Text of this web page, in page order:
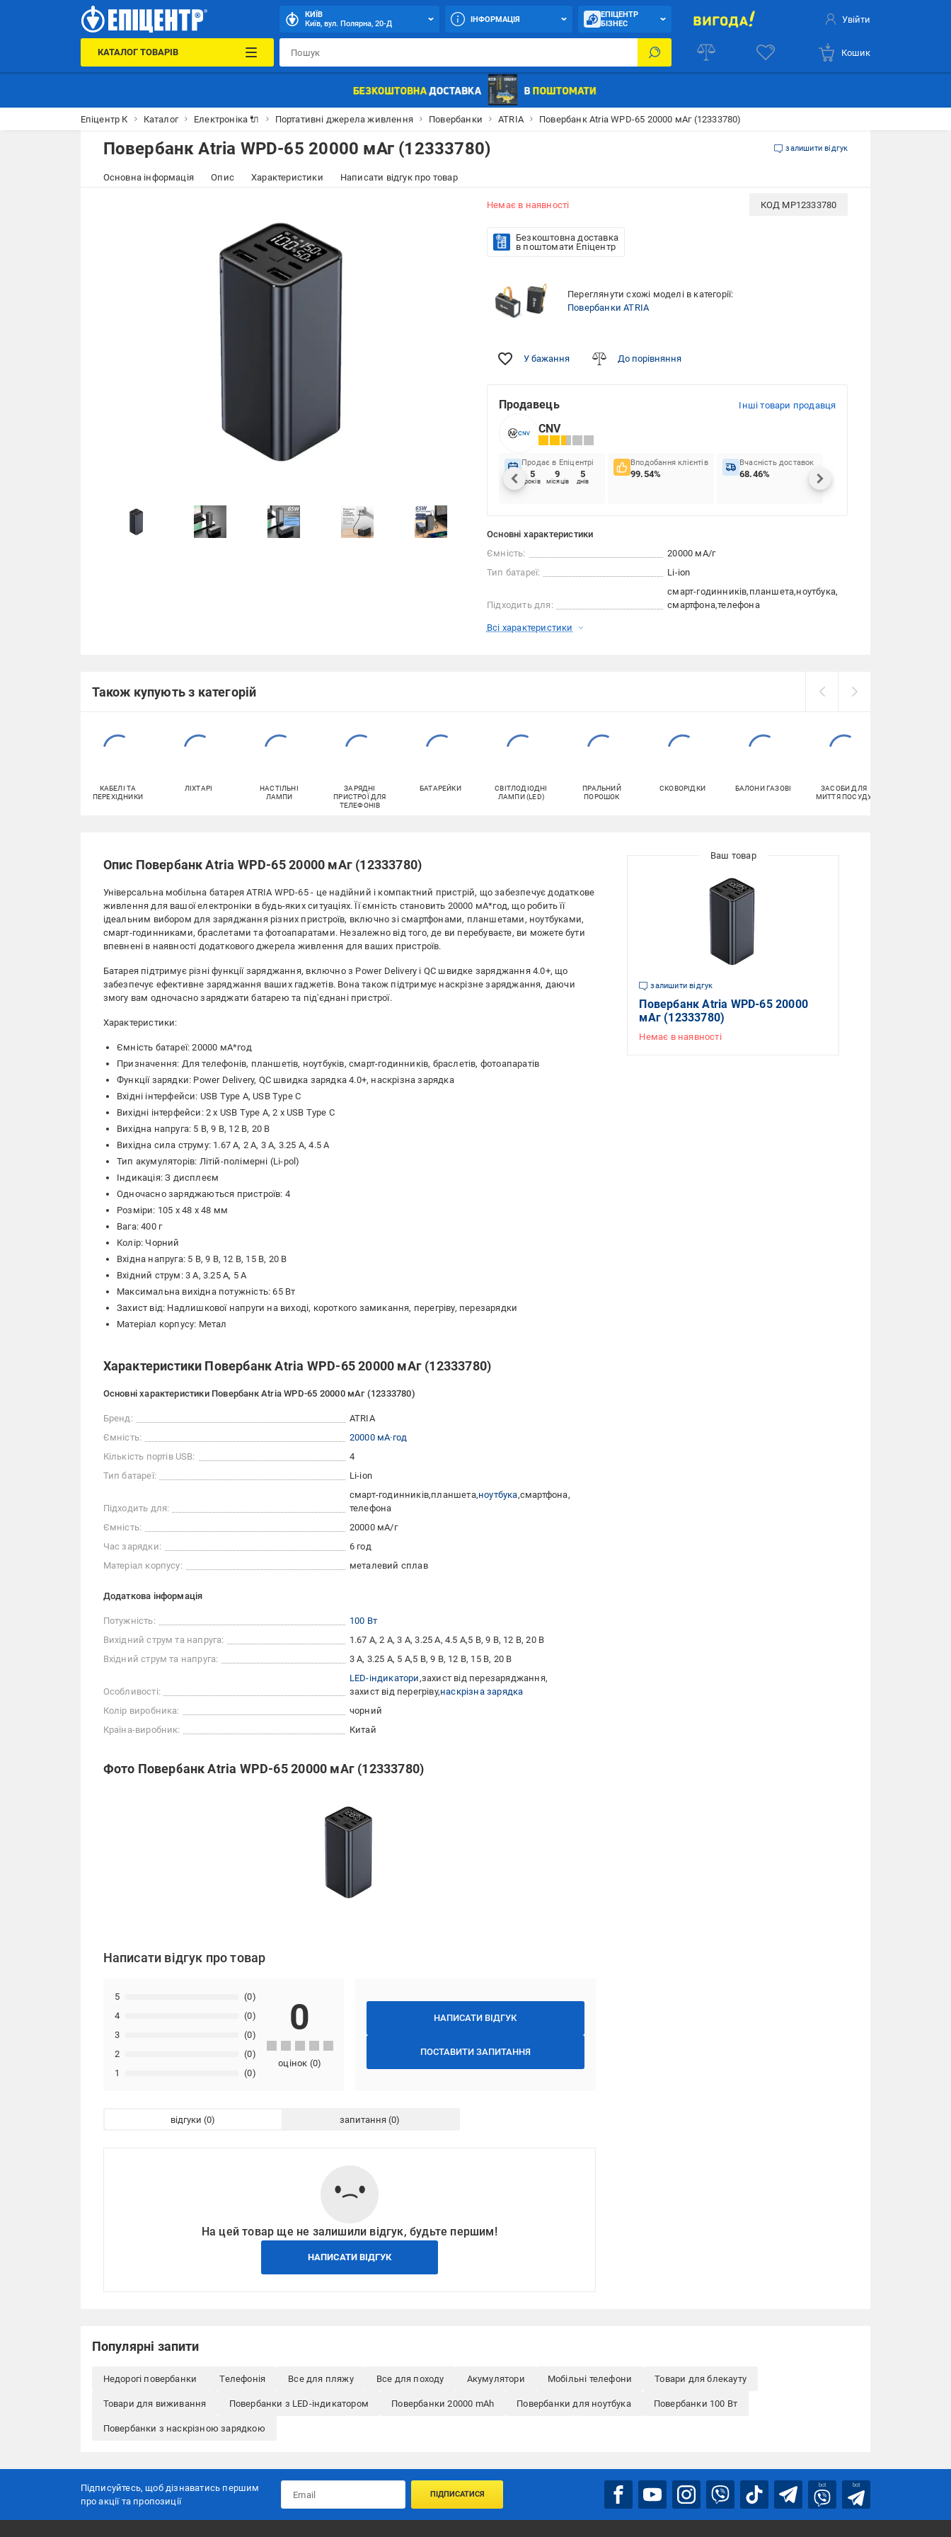
КИЇВ
Київ, вул. Полярна, 20-Д
ІНФОРМАЦІЯ
ЕПІЦЕНТР
БІЗНЕС
Увійти
КАТАЛОГ ТОВАРІВ Кошик
Епіцентр К Каталог Електроніка 🔌 Портативні джерела живлення Повербанки ATRIA Повербанк Atria WPD-65 20000 мАг (12333780)
Повербанк Atria WPD-65 20000 мАг (12333780) залишити відгук
Основна інформація Опис Характеристики Написати відгук про товар
Немає в наявності КОД MP12333780
Безкоштовна доставка
в поштомати Епіцентр
Переглянути схожі моделі в категорії:
Повербанки ATRIA
У бажання До порівняння
Продавець Інші товари продавця
CNV
Продає в Епіцентрі
5
років
9
місяців
5
днів
Вподобання клієнтів
99.54%
Вчасність доставок
68.46%
Основні характеристики
Ємність:
20000 мА/г
Тип батареї:
Li-ion
Підходить для:
смарт-годинників планшета ноутбука
смартфона телефона
Всі характеристики
Також купують з категорій
КАБЕЛІ ТА
ПЕРЕХІДНИКИ
ЛІХТАРІ
НАСТІЛЬНІ
ЛАМПИ
ЗАРЯДНІ
ПРИСТРОЇ ДЛЯ
ТЕЛЕФОНІВ
БАТАРЕЙКИ
СВІТЛОДІОДНІ
ЛАМПИ (LED)
ПРАЛЬНИЙ
ПОРОШОК
СКОВОРІДКИ БАЛОНИ ГАЗОВІ
ЗАСОБИ ДЛЯ
МИТТЯ ПОСУДУ
Опис Повербанк Atria WPD-65 20000 мАг (12333780)
Універсальна мобільна батарея ATRIA WPD-65 - це надійний і компактний пристрій, що забезпечує додаткове
живлення для вашої електроніки в будь-яких ситуаціях. Її ємність становить 20000 мА*год, що робить її
ідеальним вибором для заряджання різних пристроїв, включно зі смартфонами, планшетами, ноутбуками,
смарт-годинниками, браслетами та фотоапаратами. Незалежно від того, де ви перебуваєте, ви можете бути
впевнені в наявності додаткового джерела живлення для ваших пристроїв.
Батарея підтримує різні функції заряджання, включно з Power Delivery і QC швидке заряджання 4.0+, що
забезпечує ефективне заряджання ваших гаджетів. Вона також підтримує наскрізне заряджання, даючи
змогу вам одночасно заряджати батарею та під'єднані пристрої.
Характеристики:
Ємність батареї: 20000 мА*год
Призначення: Для телефонів, планшетів, ноутбуків, смарт-годинників, браслетів, фотоапаратів
Функції зарядки: Power Delivery, QC швидка зарядка 4.0+, наскрізна зарядка
Вхідні інтерфейси: USB Type A, USB Type C
Вихідні інтерфейси: 2 x USB Type A, 2 x USB Type C
Вихідна напруга: 5 В, 9 В, 12 В, 20 В
Вихідна сила струму: 1.67 А, 2 А, 3 А, 3.25 А, 4.5 А
Тип акумуляторів: Літій-полімерні (Li-pol)
Індикація: З дисплеєм
Одночасно заряджаються пристроїв: 4
Розміри: 105 х 48 х 48 мм
Вага: 400 г
Колір: Чорний
Вхідна напруга: 5 В, 9 В, 12 В, 15 В, 20 В
Вхідний струм: 3 А, 3.25 А, 5 А
Максимальна вихідна потужність: 65 Вт
Захист від: Надлишкової напруги на виході, короткого замикання, перегріву, перезарядки
Матеріал корпусу: Метал
Характеристики Повербанк Atria WPD-65 20000 мАг (12333780)
Основні характеристики Повербанк Atria WPD-65 20000 мАг (12333780)
Бренд:
ATRIA
Ємність:
20000 мА·год
Кількість портів USB:
4
Тип батареї:
Li-ion
Підходить для:
смарт-годинників планшета ноутбука смартфона
телефона
Ємність:
20000 мА/г
Час зарядки:
6 год
Матеріал корпусу:
металевий сплав
Додаткова інформація
Потужність:
100 Вт
Вихідний струм та напруга:
1.67 А, 2 А, 3 А, 3.25 А, 4.5 А,5 В, 9 В, 12 В, 20 В
Вхідний струм та напруга:
3 А, 3.25 А, 5 А,5 В, 9 В, 12 В, 15 В, 20 В
Особливості:
LED-індикатори захист від перезаряджання
захист від перегріву наскрізна зарядка
Колір виробника:
чорний
Країна-виробник:
Китай
Фото Повербанк Atria WPD-65 20000 мАг (12333780)
Написати відгук про товар
НАПИСАТИ ВІДГУК
ПОСТАВИТИ ЗАПИТАННЯ
1 (0)
2 (0)
3 (0)
4 (0)
5 (0)
0
оцінок (0)
відгуки запитання
На цей товар ще не залишили відгук, будьте першим!
НАПИСАТИ ВІДГУК
залишити відгук
Повербанк Atria WPD-65 20000
мАг (12333780)
Немає в наявності
Популярні запити
Недорогі повербанки Телефонія Все для пляжу Все для походу Акумулятори Мобільні телефони Товари для блекауту
Товари для виживання Повербанки з LED-індикатором Повербанки 20000 mAh Повербанки для ноутбука Повербанки 100 Вт
Повербанки з наскрізною зарядкою
Підписуйтесь, щоб дізнаватись першим
про акції та пропозиції
ПІДПИСАТИСЯ
bot bot